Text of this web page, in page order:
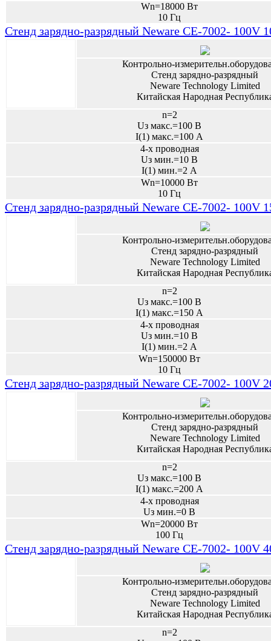
Wn=18000 Вт
10 Гц
Стенд зарядно-разрядный Neware CE-7002- 100V
Контрольно-
Стенд зарядно-разрядный
Neware Technology Limited
Китайская Народная
n=2
Uз макс.=100 В
I(1) макс.=100 А
4-х проводная
Uз мин.=10 В
I(1) мин.=2 А
Wn=10000 Вт
10 Гц
Стенд зарядно-разрядный Neware CE-7002- 100V
Контрольно-
Стенд зарядно-разрядный
Neware Technology Limited
Китайская Народная
n=2
Uз макс.=100 В
I(1) макс.=150 А
4-х проводная
Uз мин.=10 В
I(1) мин.=2 А
Wn=150000 Вт
10 Гц
Стенд зарядно-разрядный Neware CE-7002- 100V
Контрольно-
Стенд зарядно-разрядный
Neware Technology Limited
Китайская Народная
n=2
Uз макс.=100 В
I(1) макс.=200 А
4-х проводная
Uз мин.=0 В
Wn=20000 Вт
100 Гц
Стенд зарядно-разрядный Neware CE-7002- 100V
Контрольно-
Стенд зарядно-разрядный
Neware Technology Limited
Китайская Народная
n=2